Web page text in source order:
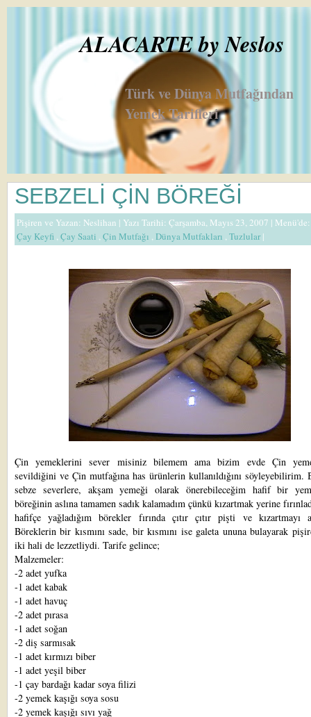
ALACARTE by Neslos
Türk ve Dünya Mutfağından
Yemek Tarifleri
SEBZELİ ÇİN BÖREĞİ
Pişiren ve Yazan: Neslihan | Yazı Tarihi: Çarşamba, Mayıs 23, 2007 |
Çay Keyfi ,Çay Saati ,Çin Mutfağı ,Dünya Mutfakları ,Tuzlular|
Çin yemeklerini sever misiniz bilemem ama bizim evde Çin
sevildiğini ve Çin mutfağına has ürünlerin kullanıldığını söyleyebilirim.
sebze severlere, akşam yemeği olarak önerebileceğim hafif bir
böreğinin aslına tamamen sadık kalamadım çünkü kızartmak yerine
hafifçe yağladığım börekler fırında çıtır çıtır pişti ve kızartmayı
Böreklerin bir kısmını sade, bir kısmını ise galeta ununa bulayarak
iki hali de lezzetliydi. Tarife gelince;
Malzemeler:
-2 adet yufka
-1 adet kabak
-1 adet havuç
-2 adet pırasa
-1 adet soğan
-2 diş sarmısak
-1 adet kırmızı biber
-1 adet yeşil biber
-1 çay bardağı kadar soya filizi
-2 yemek kaşığı soya sosu
-2 yemek kaşığı sıvı yağ